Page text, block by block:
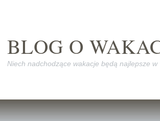
BLOG O
Niech nadchodzące wakacje będą najlepsze w